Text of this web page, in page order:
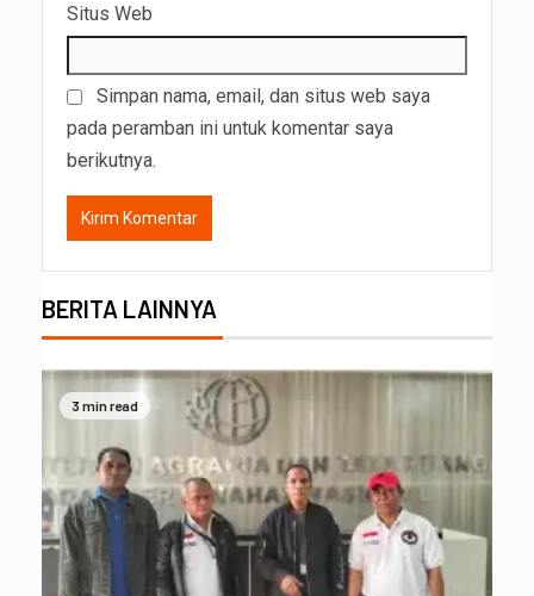
Situs Web
Simpan nama, email, dan situs web saya
pada peramban ini untuk komentar saya
berikutnya.
BERITA LAINNYA
3 min read